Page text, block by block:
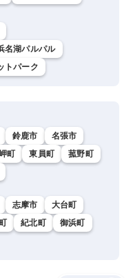
名湖パルパル
トパーク
鈴鹿市
名張市
町 東員町
菰野町
志摩市
大台町
紀北町
御浜町